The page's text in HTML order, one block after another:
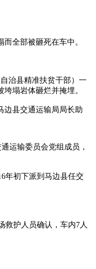
全部被砸死在车中。
治县精准扶贫干部）一
塌岩体砸烂并掩埋。
边县交通运输局局长助
运输委员会党组成员，
年初下派到马边县任交
救护人员确认，车内7人